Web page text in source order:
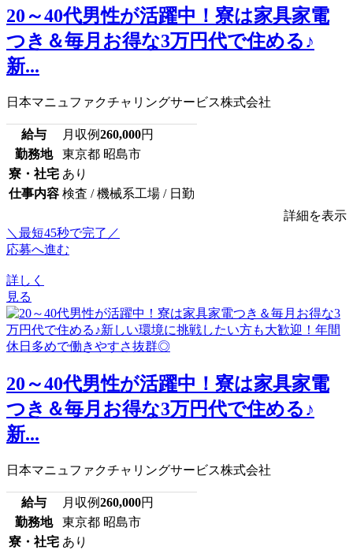
20～40代男性が活躍中！寮は家具家電
つき＆毎月お得な3万円代で住める♪
新...
日本マニュファクチャリングサービス株式会社
給与 月収例260,000円
勤務地
東京都 昭島市
寮・社宅 あり
仕事内容 検査 / 機械系工場 / 日勤
詳細を表示
＼最短45秒で完了／
応募へ進む
詳しく
見る
20～40代男性が活躍中！寮は家具家電
つき＆毎月お得な3万円代で住める♪
新...
日本マニュファクチャリングサービス株式会社
給与 月収例260,000円
勤務地
東京都 昭島市
寮・社宅 あり